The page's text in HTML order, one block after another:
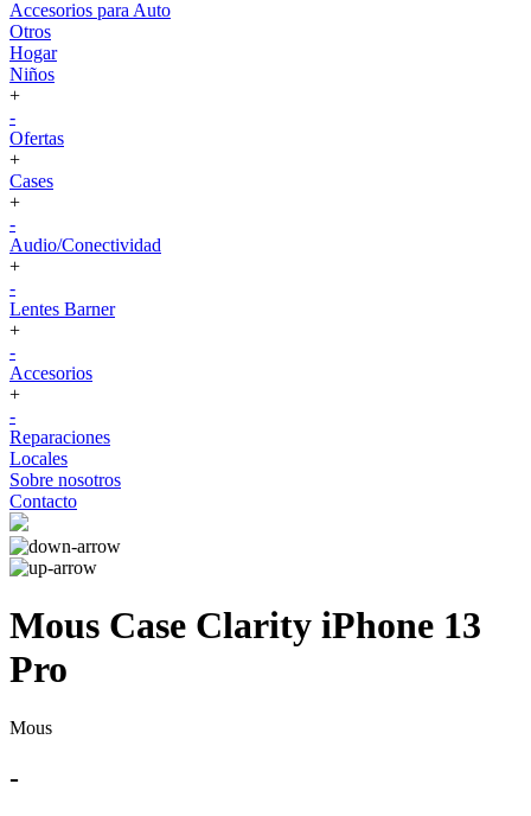
Accesorios para Auto
Otros
Hogar
Niños
+
-
Ofertas
+
Cases
+
-
Audio/Conectividad
+
-
Lentes Barner
+
-
Accesorios
+
-
Reparaciones
Locales
Sobre nosotros
Contacto
Mous Case Clarity iPhone 13
Pro
Mous
-